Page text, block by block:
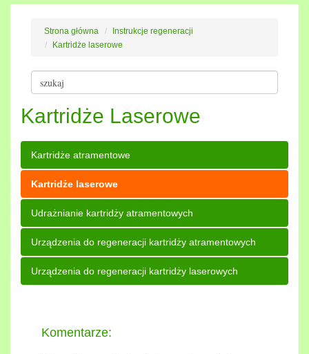
Strona główna
Instrukcje regeneracji
Kartridże laserowe
Kartridże Laserowe
Kartridże atramentowe
Kartridże laserowe
Udrażnianie kartridży atramentowych
Urządzenia do regeneracji kartridży atramentowych
Urządzenia do regeneracji kartridży laserowych
Komentarze: